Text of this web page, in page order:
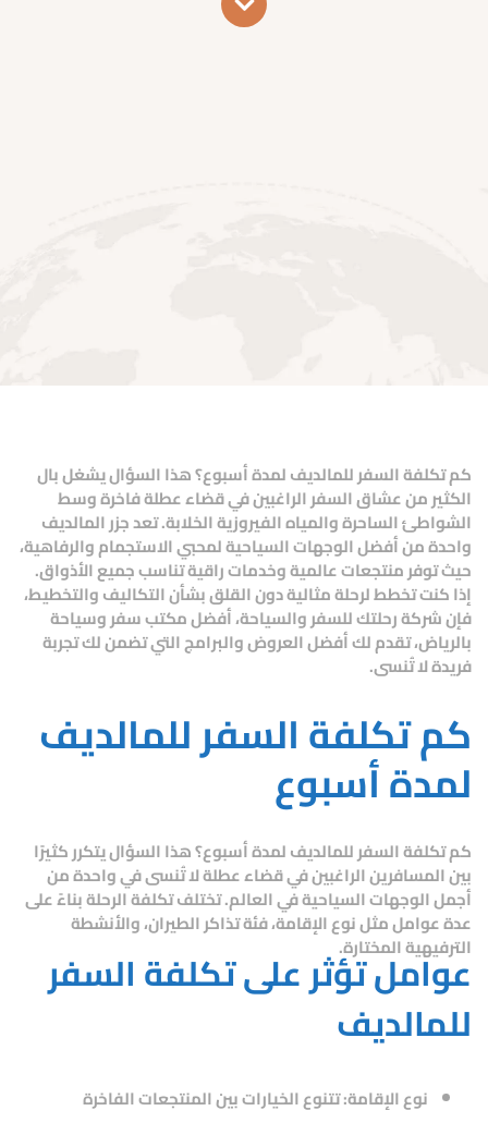
كم تكلفة السفر للمالديف لمدة أسبوع؟هذا السؤال يشغل بال
الكثير من عشاق السفر الراغبين في قضاء عطلة فاخرة وسط
الشواطئ الساحرة والمياه الفيروزية الخلابة. تعد جزر المالديف
واحدة من أفضل الوجهات السياحية لمحبي الاستجمام والرفاهية،
حيث توفر منتجعات عالمية وخدمات راقية تناسب جميع الأذواق.
إذا كنت تخطط لرحلة مثالية دون القلق بشأن التكاليف والتخطيط،
فإنشركة رحلتك للسفر والسياحة، أفضل مكتب سفر وسياحة
بالرياض، تقدم لك أفضل العروض والبرامج التي تضمن لك تجربة
فريدة لا تُنسى.
كم تكلفة السفر للمالديف
لمدة أسبوع
كم تكلفة السفر للمالديف لمدة أسبوع؟هذا السؤال يتكرر كثيرًا
بين المسافرين الراغبين في قضاء عطلة لا تُنسى في واحدة من
أجمل الوجهات السياحية في العالم. تختلف تكلفة الرحلة بناءً على
عدة عوامل مثل نوع الإقامة، فئة تذاكر الطيران، والأنشطة
الترفيهية المختارة.
عوامل تؤثر على تكلفة السفر
للمالديف
نوع الإقامة: تتنوع الخيارات بين المنتجعات الفاخرة